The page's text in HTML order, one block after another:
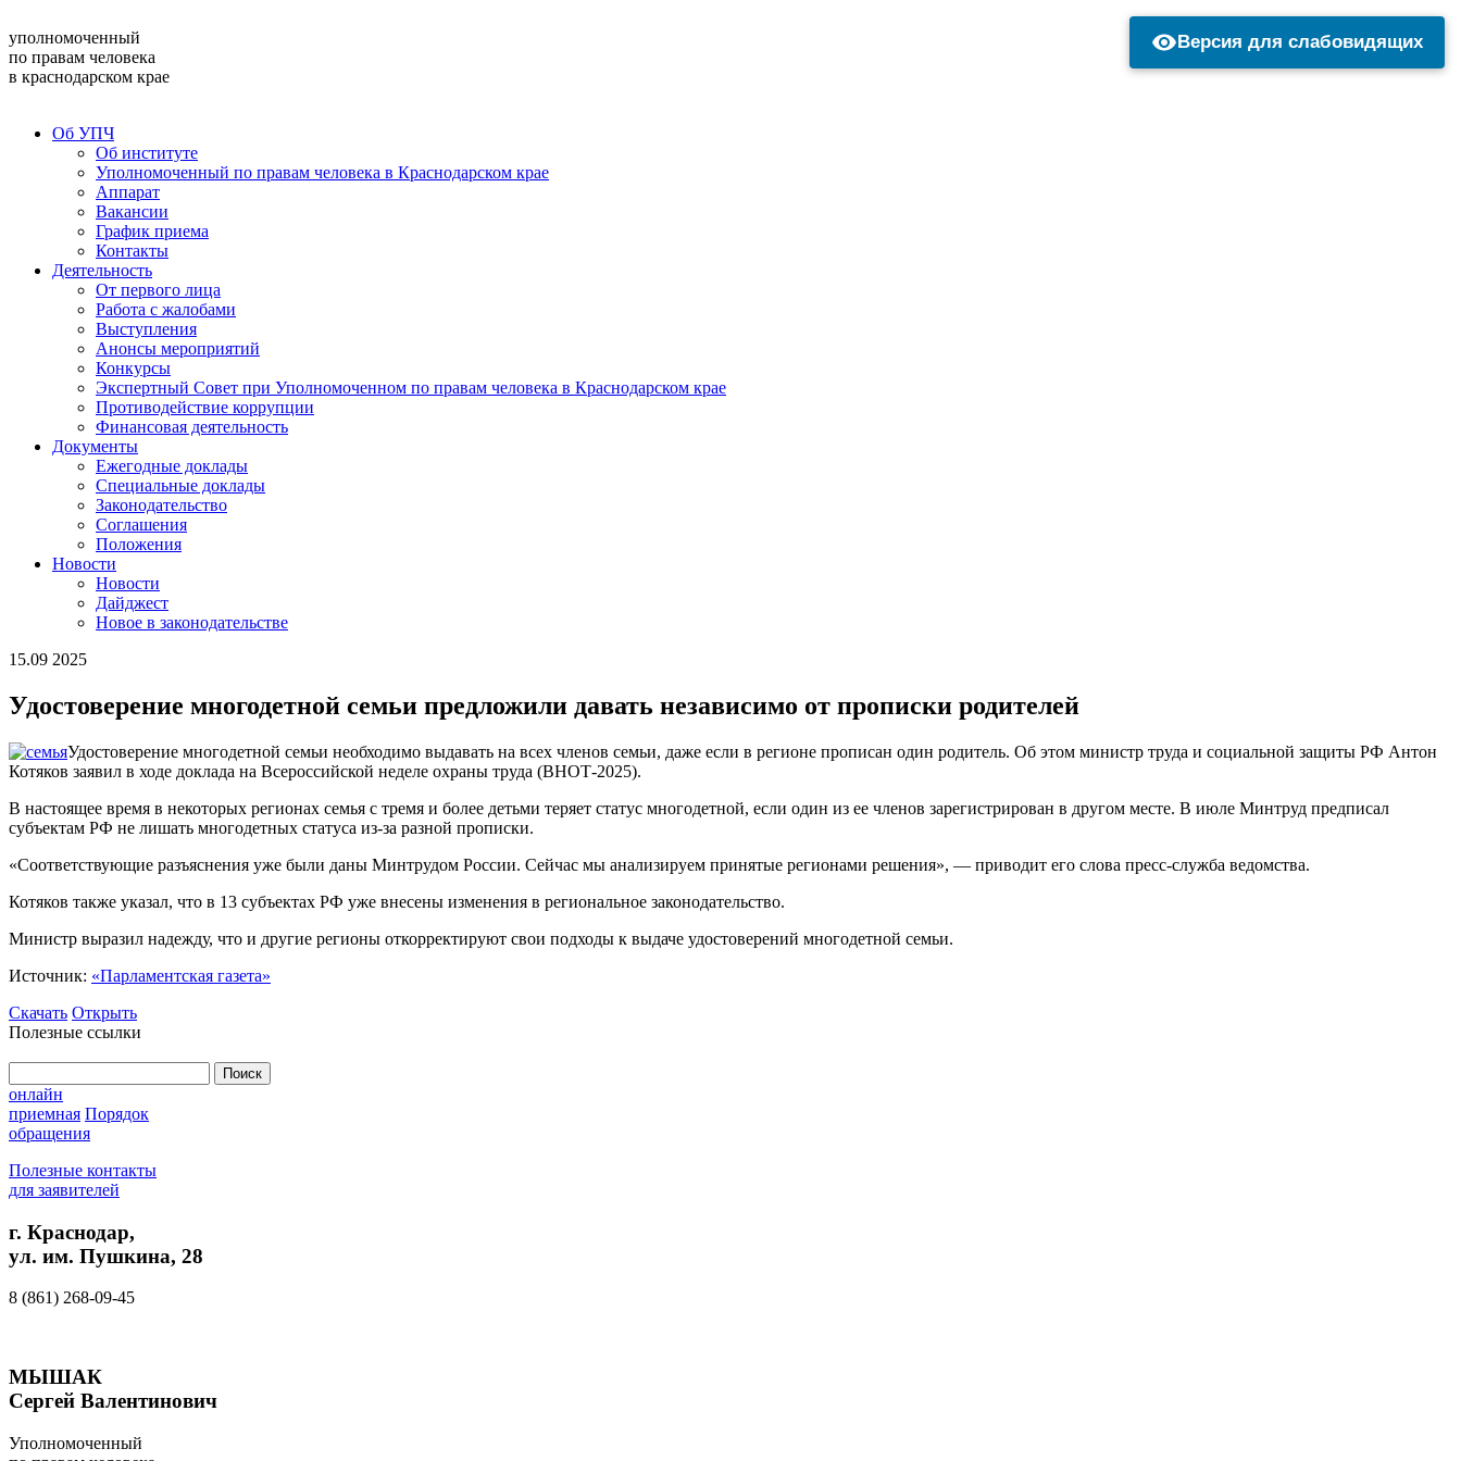
уполномоченный
по правам человека
в краснодарском крае
Об УПЧ
Об институте
Уполномоченный по правам человека в Краснодарском крае
Аппарат
Вакансии
График приема
Контакты
Деятельность
От первого лица
Работа с жалобами
Выступления
Анонсы мероприятий
Конкурсы
Экспертный Совет при Уполномоченном по правам человека в Краснодарском крае
Противодействие коррупции
Финансовая деятельность
Документы
Ежегодные доклады
Специальные доклады
Законодательство
Соглашения
Положения
Новости
Новости
Дайджест
Новое в законодательстве
15.09 2025
Удостоверение многодетной семьи предложили давать независимо от прописки родителей
Удостоверение многодетной семьи необходимо выдавать на всех членов семьи, даже если в регионе прописан один родитель. Об этом министр труда и социальной защиты РФ Антон
Котяков заявил в ходе доклада на Всероссийской неделе охраны труда (ВНОТ-2025).
В настоящее время в некоторых регионах семья с тремя и более детьми теряет статус многодетной, если один из ее членов зарегистрирован в другом месте. В июле Минтруд предписал
субъектам РФ не лишать многодетных статуса из-за разной прописки.
«Соответствующие разъяснения уже были даны Минтрудом России. Сейчас мы анализируем принятые регионами решения», — приводит его слова пресс-служба ведомства.
Котяков также указал, что в 13 субъектах РФ уже внесены изменения в региональное законодательство.
Министр выразил надежду, что и другие регионы откорректируют свои подходы к выдаче удостоверений многодетной семьи.
Источник: «Парламентская газета»
Скачать Открыть
Полезные ссылки
онлайн
приемная Порядок
обращения
Полезные контакты
для заявителей
г. Краснодар,
ул. им. Пушкина, 28
8 (861) 268-09-45
МЫШАК
Сергей Валентинович
Уполномоченный
Версия для слабовидящих